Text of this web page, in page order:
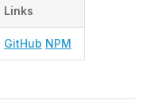
Links
GitHub NPM